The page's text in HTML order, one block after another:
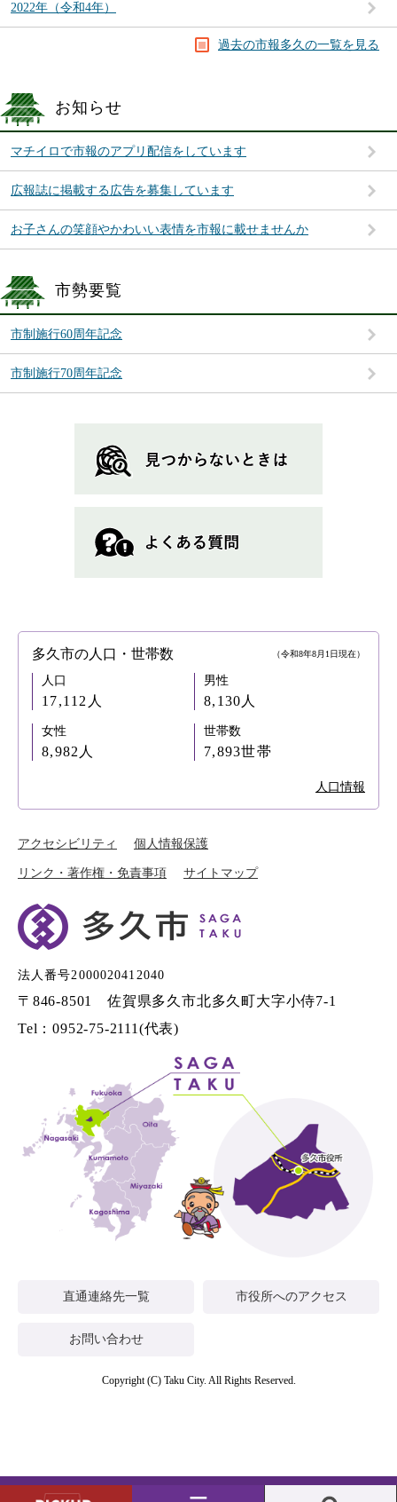
2022年（令和4年）
過去の市報多久の一覧を見る
お知らせ
マチイロで市報のアプリ配信をしています
広報誌に掲載する広告を募集しています
お子さんの笑顔やかわいい表情を市報に載せませんか
市勢要覧
市制施行60周年記念
市制施行70周年記念
多久市の人口・世帯数 （令和8年8月1日現在）
人口
17,112人
男性
8,130人
女性
8,982人
世帯数
7,893世帯
人口情報
アクセシビリティ 個人情報保護
リンク・著作権・免責事項 サイトマップ
法人番号2000020412040
〒846-8501 佐賀県多久市北多久町大字小侍7-1
Tel：0952-75-2111(代表)
直通連絡先一覧 市役所へのアクセス
お問い合わせ
Copyright (C) Taku City. All Rights Reserved.